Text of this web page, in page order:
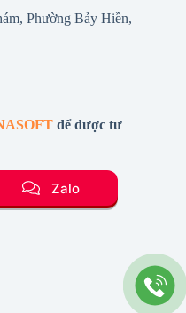
Phường Bảy Hiền,
để được tư
Zalo